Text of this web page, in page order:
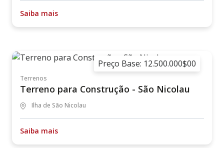
Saiba mais
Preço Base: 12.500.000$00
Terrenos
Terreno para Construção - São Nicolau
Ilha de São Nicolau
Saiba mais